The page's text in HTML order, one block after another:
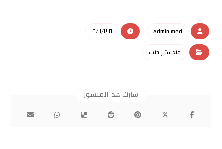
Admin١med
٠٦/١١/٢٠١٦
ماجستير طب